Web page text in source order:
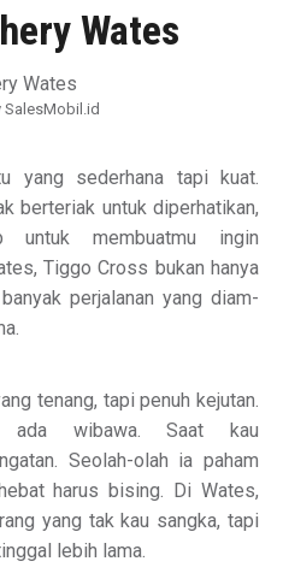
Wates
SalesMobil.id
yang sederhana tapi kuat.
berteriak untuk diperhatikan,
untuk membuatmu ingin
Tiggo Cross bukan hanya
perjalanan yang diam-
tenang, tapi penuh kejutan.
ada wibawa. Saat kau
Seolah-olah ia paham
harus bising. Di Wates,
yang tak kau sangka, tapi
lebih lama.